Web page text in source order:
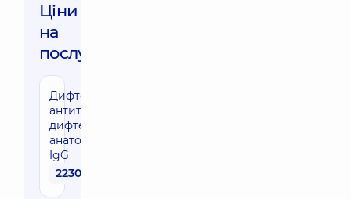
Ціни
на
послуги:
Дифтерія,
антитіла до
дифтерійного
анатоксину
IgG
2230 грн